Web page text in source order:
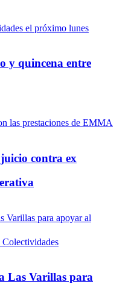
y quincena entre
contra ex
Las Varillas para